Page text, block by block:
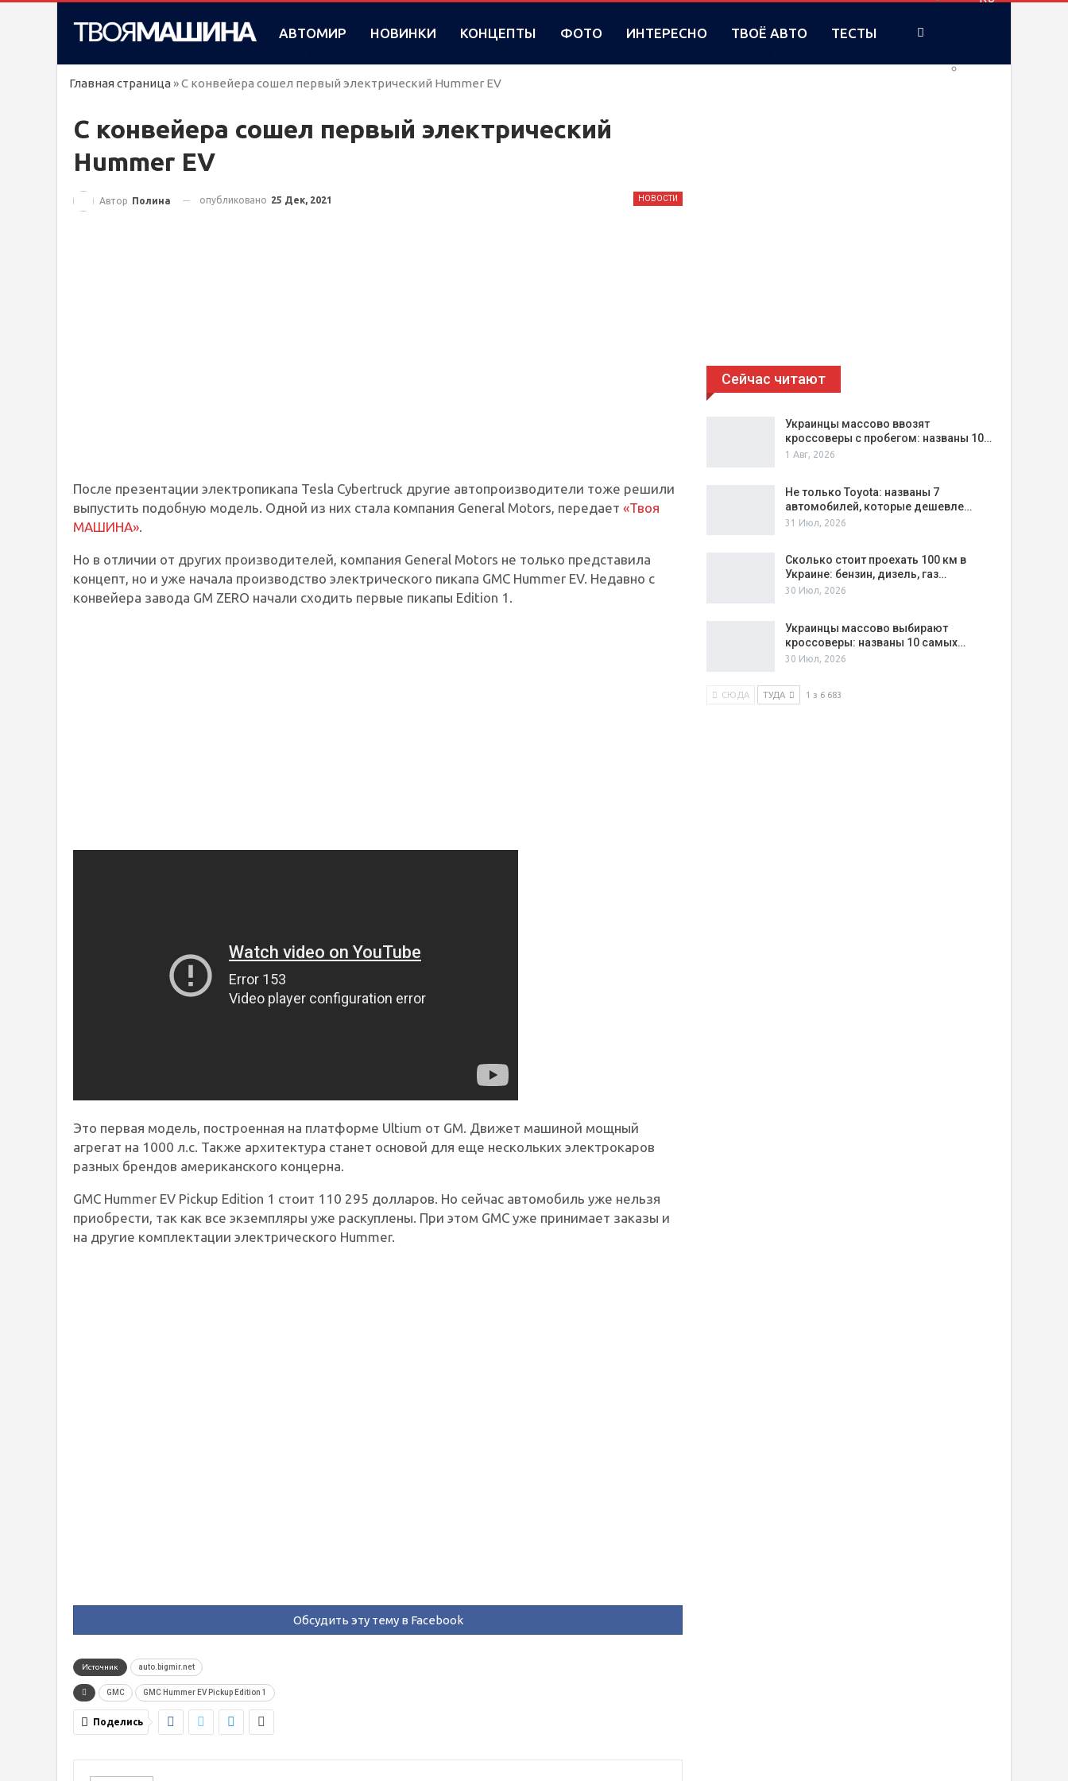
UA
АВТОМИР НОВИНКИ КОНЦЕПТЫ ФОТО ИНТЕРЕСНО ТВОЁ АВТО ТЕСТЫ
Главная страница »С конвейера сошел первый электрический Hummer EV
С конвейера сошел первый электрический
Hummer EV
НОВОСТИ
Автор Полина опубликовано 25 Дек, 2021
После презентации электропикапа Tesla Cybertruck другие автопроизводители тоже решили
выпустить подобную модель. Одной из них стала компания General Motors, передает «Твоя
МАШИНА».
Но в отличии от других производителей, компания General Motors не только представила
концепт, но и уже начала производство электрического пикапа GMC Hummer EV. Недавно с
конвейера завода GM ZERO начали сходить первые пикапы Edition 1.
Это первая модель, построенная на платформе Ultium от GM. Движет машиной мощный
агрегат на 1000 л.с. Также архитектура станет основой для еще нескольких электрокаров
разных брендов американского концерна.
GMC Hummer EV Pickup Edition 1 стоит 110 295 долларов. Но сейчас автомобиль уже нельзя
приобрести, так как все экземпляры уже раскуплены. При этом GMC уже принимает заказы и
на другие комплектации электрического Hummer.
Обсудить эту тему в Facebook
Источник auto.bigmir.net
GMC GMC Hummer EV Pickup Edition 1
Поделись
Сейчас читают
Украинцы массово ввозят
кроссоверы с пробегом: названы 10…
1 Авг, 2026
Не только Toyota: названы 7
автомобилей, которые дешевле…
31 Июл, 2026
Сколько стоит проехать 100 км в
Украине: бензин, дизель, газ…
30 Июл, 2026
Украинцы массово выбирают
кроссоверы: названы 10 самых…
30 Июл, 2026
СЮДА ТУДА 1 з 6 683